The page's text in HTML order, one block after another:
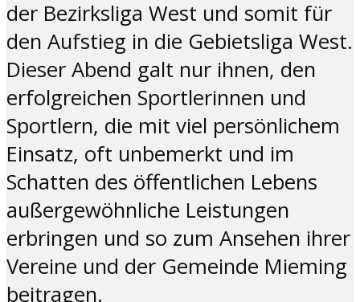
der Bezirksliga West und somit für
den Aufstieg in die Gebietsliga West.
Dieser Abend galt nur ihnen, den
erfolgreichen Sportlerinnen und
Sportlern, die mit viel persönlichem
Einsatz, oft unbemerkt und im
Schatten des öffentlichen Lebens
außergewöhnliche Leistungen
erbringen und so zum Ansehen ihrer
Vereine und der Gemeinde Mieming
beitragen.